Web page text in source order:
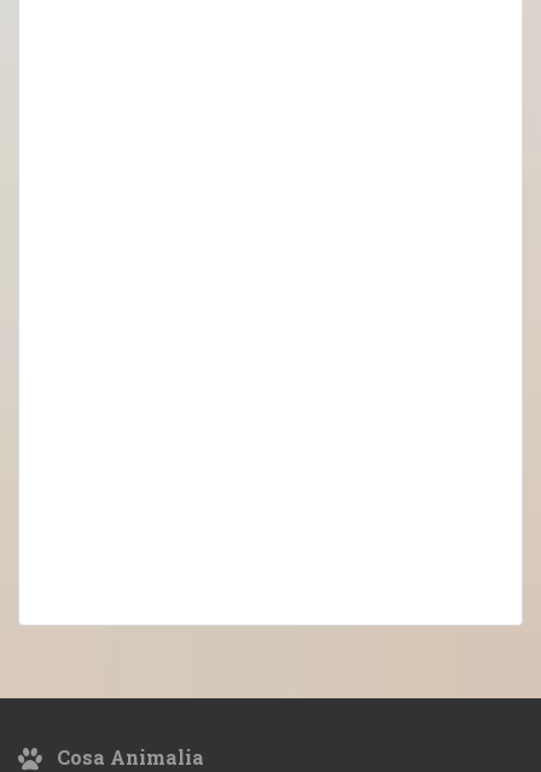
Cosa Animalia